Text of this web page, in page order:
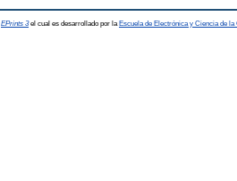
EPrints 3el cual es desarrollado por la Escuela de Electrónica y Ciencia de la